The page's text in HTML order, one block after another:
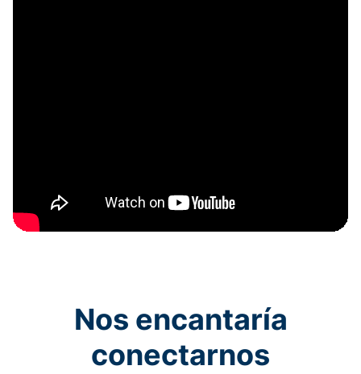
Nos encantaría
conectarnos